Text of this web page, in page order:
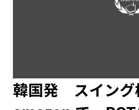
韓国発 スイン